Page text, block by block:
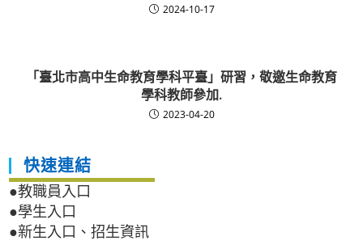
2024-10-17
「臺北市高中生命教育學科平臺」研習，敬邀生命教育
學科教師參加.
2023-04-20
快速連結
●教職員入口
●學生入口
●新生入口、招生資訊